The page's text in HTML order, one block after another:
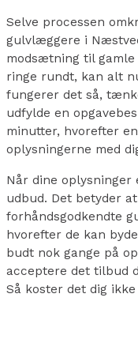
Selve processen
gulvlæggere i
modsætning til gamle
ringe rundt, kan alt
fungerer det så,
udfylde en
minutter, hvorefter
oplysningerne med
Når dine oplysninger
udbud. Det betyder
forhåndsgodkendte
hvorefter de kan
budt nok gange på
acceptere det tilbud
Så koster det dig